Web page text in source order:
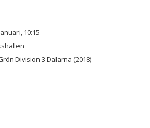
10:15
Division 3 Dalarna (2018)